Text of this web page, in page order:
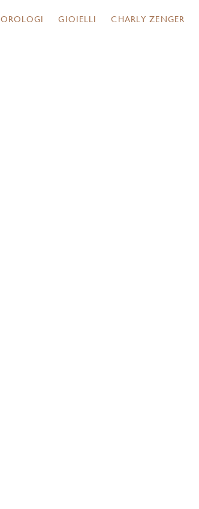
OROLOGI GIOIELLI CHARLY ZENGER